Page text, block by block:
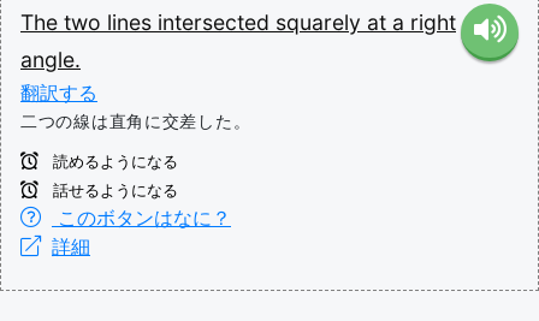
The two lines intersected squarely at a right
angle.
翻訳する
二つの線は直角に交差した。
読めるようになる
話せるようになる
このボタンはなに？
詳細